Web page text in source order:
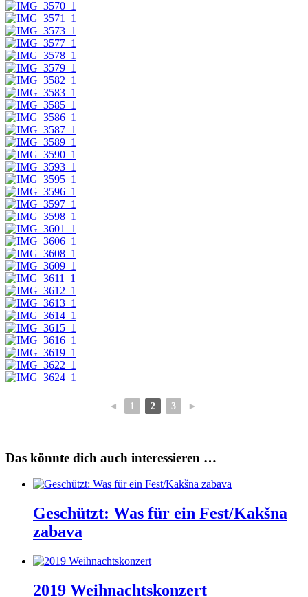
◄ 1 2 3 ►
Das könnte dich auch interessieren …
Geschützt: Was für ein Fest/Kakšna
zabava
2019 Weihnachtskonzert